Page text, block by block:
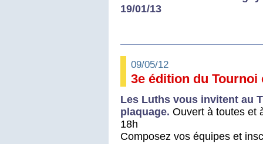
19/01/13
09/05/12
3e édition du
Les Luths vous invitent au
plaquage. Ouvert à toutes et
18h
Composez vos équipes et